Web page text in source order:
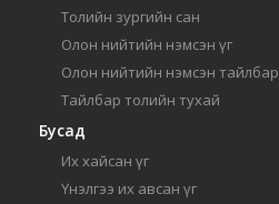
Толийн зургийн сан
Олон нийтийн нэмсэн үг
Олон нийтийн нэмсэн тайлбар
Тайлбар толийн тухай
Бусад
Их хайсан үг
Үнэлгээ их авсан үг